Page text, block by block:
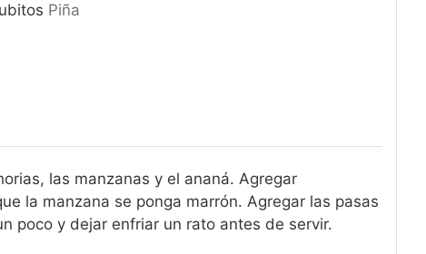
Piña
las manzanas y el ananá. Agregar
la manzana se ponga marrón. Agregar las pasas
poco y dejar enfriar un rato antes de servir.